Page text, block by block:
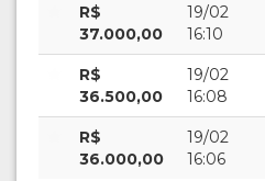
R$
37.000,00
19/02
16:10
R$
36.500,00
19/02
16:08
R$
36.000,00
19/02
16:06